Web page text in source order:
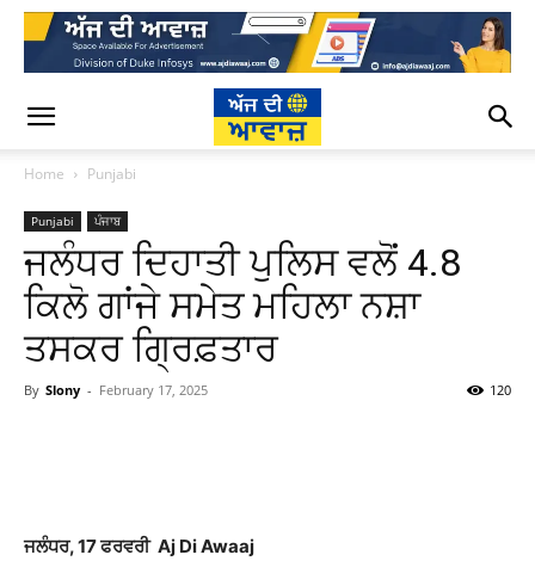
Home Punjabi
Punjabi ਪੰਜਾਬ
ਜਲੰਧਰ ਦਿਹਾਤੀ ਪੁਲਿਸ ਵਲੋਂ 4.8
ਕਿਲੋ ਗਾਂਜੇ ਸਮੇਤ ਮਹਿਲਾ ਨਸ਼ਾ
ਤਸਕਰ ਗ੍ਰਿਫ਼ਤਾਰ
By Slony - February 17, 2025 120
ਜਲੰਧਰ, 17 ਫਰਵਰੀ Aj Di Awaaj